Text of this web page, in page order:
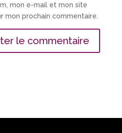
mon e-mail et mon site
mon prochain commentaire.